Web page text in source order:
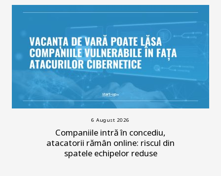
6 August 2026
Companiile intră în concediu,
atacatorii rămân online: riscul din
spatele echipelor reduse